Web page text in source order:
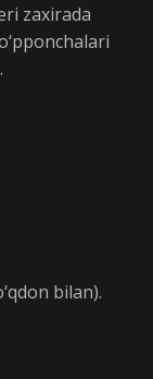
zaxirada
bilan).